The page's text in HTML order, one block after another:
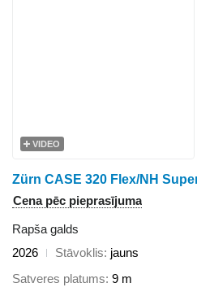
VIDEO
Zürn CASE 320 Flex/NH
Cena pēc pieprasījuma
Rapša galds
2026
Stāvoklis jauns
Satveres platums 9 m